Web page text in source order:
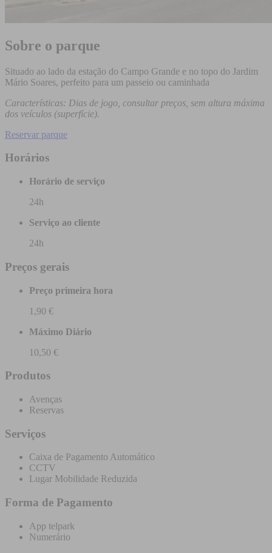
Sobre o parque
Situado ao lado da estação do Campo Grande e no topo do Jardim
Mário Soares, perfeito para um passeio ou caminhada
Características: Dias de jogo, consultar preços, sem altura máxima
dos veículos (superfície).
Reservar parque
Horários
Horário de serviço
24h
Serviço ao cliente
24h
Preços gerais
Preço primeira hora
1,90 €
Máximo Diário
10,50 €
Produtos
Avenças
Reservas
Serviços
Caixa de Pagamento Automático
CCTV
Lugar Mobilidade Reduzida
Forma de Pagamento
App telpark
Numerário